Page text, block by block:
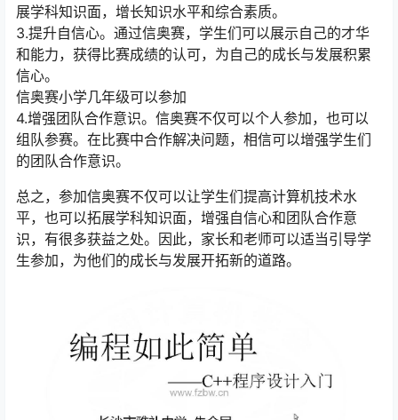
展学科知识面，增长知识水平和综合素质。
3.提升自信心。通过信奥赛，学生们可以展示自己的才华
和能力，获得比赛成绩的认可，为自己的成长与发展积累
信心。
信奥赛小学几年级可以参加
4.增强团队合作意识。信奥赛不仅可以个人参加，也可以
组队参赛。在比赛中合作解决问题，相信可以增强学生们
的团队合作意识。
总之，参加信奥赛不仅可以让学生们提高计算机技术水
平，也可以拓展学科知识面，增强自信心和团队合作意
识，有很多获益之处。因此，家长和老师可以适当引导学
生参加，为他们的成长与发展开拓新的道路。